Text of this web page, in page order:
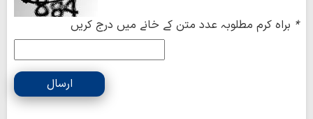
* براہ کرم مطلوبہ عدد متن کے خانے میں درج کریں
ارسال